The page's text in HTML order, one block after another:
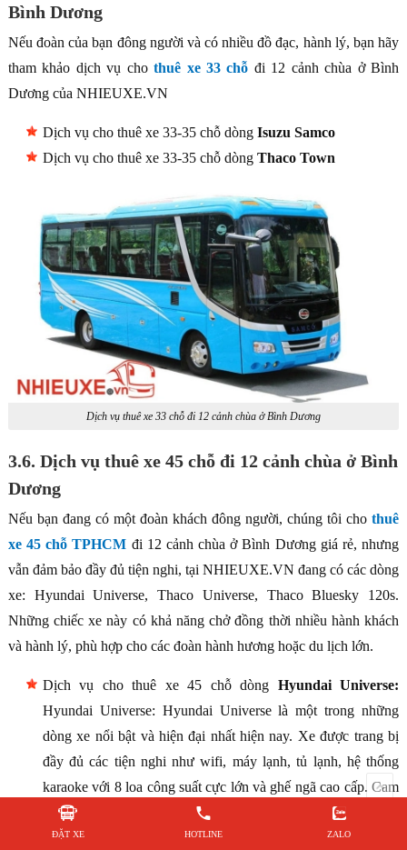
Bình Dương
Nếu đoàn của bạn đông người và có nhiều đồ đạc, hành lý, bạn hãy
tham khảo dịch vụ chothuê xe 33 chỗ đi 12 cảnh chùa ở Bình
Dương của NHIEUXE.VN
Dịch vụ cho thuê xe 33-35 chỗ dòng Isuzu Samco
Dịch vụ cho thuê xe 33-35 chỗ dòng Thaco Town
Dịch vụ thuê xe 33 chỗ đi 12 cảnh chùa ở Bình Dương
3.6. Dịch vụ thuê xe 45 chỗ đi 12 cảnh chùa ở Bình
Dương
Nếu bạn đang có một đoàn khách đông người, chúng tôi chothuê
xe 45 chỗ TPHCM đi 12 cảnh chùa ở Bình Dương giá rẻ, nhưng
vẫn đảm bảo đầy đủ tiện nghi, tại NHIEUXE.VN đang có các dòng
xe: Hyundai Universe, Thaco Universe, Thaco Bluesky 120s.
Những chiếc xe này có khả năng chở đồng thời nhiều hành khách
và hành lý, phù hợp cho các đoàn hành hương hoặc du lịch lớn.
Dịch vụ cho thuê xe 45 chỗ dòng Hyundai Universe:
Hyundai Universe: Hyundai Universe là một trong những
dòng xe nổi bật và hiện đại nhất hiện nay. Xe được trang bị
đầy đủ các tiện nghi như wifi, máy lạnh, tủ lạnh, hệ thống
karaoke với 8 loa công suất cực lớn và ghế ngã cao cấp. Cam
kết mang đến sự hài lòng cho những khách hàng khó tính
nhất.
ĐẶT XE HOTLINE ZALO